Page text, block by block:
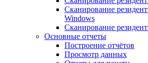
Сканирование
Windows
Сканирование
Основные отчеты
Построение отчётов
Просмотр данных